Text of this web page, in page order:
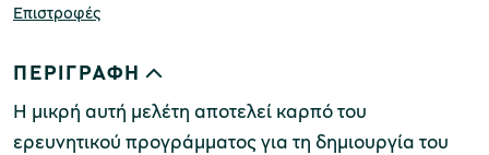
Επιστροφές
ΠΕΡΙΓΡΑΦΗ
Η μικρή αυτή μελέτη αποτελεί καρπό του
ερευνητικού προγράμματος για τη δημιουργία του